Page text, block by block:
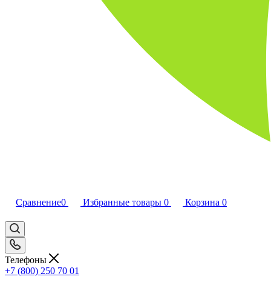
Сравнение0 Избранные товары 0 Корзина 0
Телефоны
+7 (800) 250 70 01